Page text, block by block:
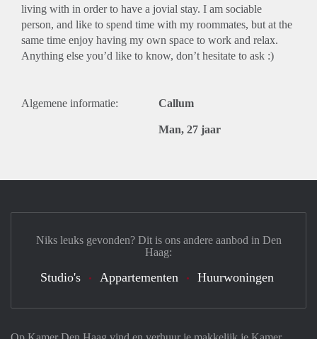
living with in order to have a jovial stay. I am sociable
person, and like to spend time with my roommates, but at the
same time enjoy having my own space to work and relax.
Anything else you’d like to know, don’t hesitate to ask :)
Algemene informatie: Callum
Man, 27 jaar
Niks leuks gevonden? Dit is ons andere aanbod in Den
Haag:
Studio's Appartementen Huurwoningen